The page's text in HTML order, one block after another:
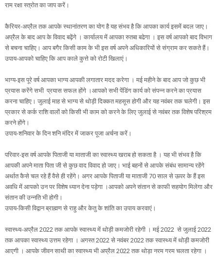
राम रक्षा स्त्रोत का जाप करें।
कैरियर-अप्रैल तक आपके स्थानांतरण का योग है यह संभव है कि आपका कार्य इसमें बदल जाए।
अप्रैल के बाद आप के विवाद बढ़ेंगे । कार्यालय में आपका रुतबा बढेगा । इस वर्ष आपको बाद विभाग
से बचना चाहिए। आप बगैर किसी काम के भी इस वर्ष अपने अधिकारियों से संग्राम कर सकते हैं।
उपाय-आपको चाहिए कि आप काले कुत्ते को रोटी खिलाएं।
भाग्य-इस पूरे वर्ष आपका भाग्य आपकी लगातार मदद करेगा । मई महीने के बाद आप जो कुछ भी
प्रयास करेंगे सभी प्रयास सफल होंगे ।आपको सभी पेंडिंग कार्य को संपन्न करने का प्रयास
करना चाहिए। जुलाई माह से भाग्य से थोड़ी दिक्कत महसूस होगी और यह नवंबर तक चलेगी। इस
प्रकार से कर्क राशि वालों को किसी भी काम को करने के लिए जुलाई से नवंबर तक विशेष परिश्रम
करने होंगे।
उपाय-शनिवार के दिन शनि मंदिर में जाकर पूजा अर्चना करें।
परिवार-इस वर्ष आपके पिताजी या माताजी का स्वास्थ्य खराब हो सकता है । यह भी संभव है कि
आपकी अपने माता पिता जी से कुछ वाद विवाद हो जाए। भाई बहनों से आपके संबंध सामान्य रहेंगे
अर्थात कैसे चल रहे हैं वैसे ही रहेंगे। अगर आपके पिताजी या माताजी 70 साल से ऊपर के हैं इस
अवधि में आपको उन पर विशेष ध्यान देना पड़ेगा ।आपको अपने संतान से काफी सहयोग मिलेगा और
संतान की उन्नति भी होगी।
उपाय-किसी विद्वान ब्राह्मण से राहु और केतु के शांति का उपाय करवाएं।
स्वास्थ्य-अप्रैल 2022 तक आपके स्वास्थ्य में थोड़ी कमजोरी रहेगी । मई 2022 से जुलाई 2022
तक आपका स्वास्थ्य उत्तम रहेगा । अगस्त 2022 से नवंबर 2022 तक स्वास्थ्य में थोड़ी कमजोरी
आएगी । आपके जीवन साथी का स्वास्थ्य भी अप्रैल 2022 तक थोड़ा नरम गरम चलता रहेगा ।